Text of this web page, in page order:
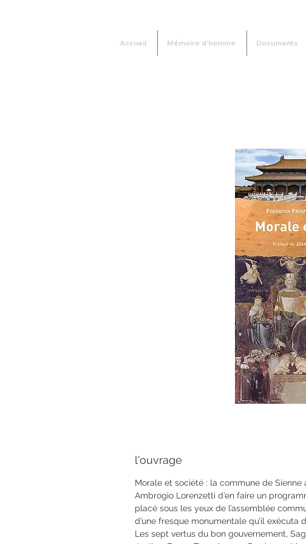
Accueil Mémoire d'homme Documents
l'ouvrage
Morale et société : la commune de Sienne
Ambrogio Lorenzetti d’en faire un
placé sous les yeux de l’assemblée
d’une fresque monumentale qu’il exécuta
Les sept vertus du bon gouvernement,